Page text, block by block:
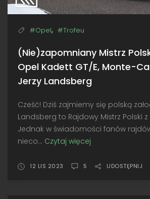
#Opel, #Trofeu
(Nie)zapomniany Mistrz
Opel Kadett GT/E, Monte-
Jerzy Landsberg
Cześć! Dziś zajmiemy się polską
Landsberg to Rajdowy Mistrz Polski z
Jednak w świadomości fanów
nieco... Czytaj więcej
Polski
12 LIS 2023 5 UDOSTĘPNIJ